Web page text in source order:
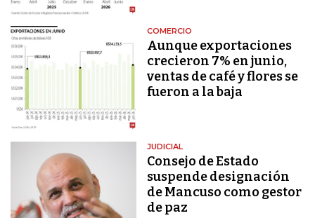
COMERCIO
Aunque exportaciones
crecieron 7% en junio,
ventas de café y flores se
fueron a la baja
JUDICIAL
Consejo de Estado
suspende designación
de Mancuso como gestor
de paz